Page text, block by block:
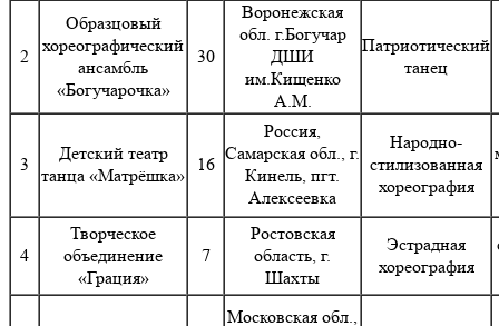
2
Образцовый
хореографический
ансамбль
«Богучарочка»
30
Воронежская
обл. г.Богучар
ДШИ
им.Кищенко
А.М.
Патриотический
танец
3
Детский театр
танца «Матрёшка»
16
Россия,
Самарская обл., г.
Кинель, пгт.
Алексеевка
Народно-
стилизованная
хореография
4
Творческое
объединение
«Грация»
7
Ростовская
область, г.
Шахты
Эстрадная
хореография
Московская обл.,